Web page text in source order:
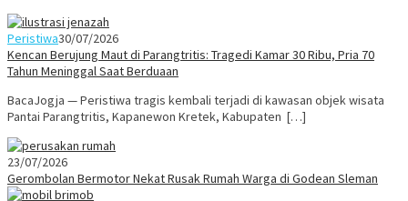
Peristiwa30/07/2026
Kencan Berujung Maut di Parangtritis: Tragedi Kamar 30 Ribu, Pria 70
Tahun Meninggal Saat Berduaan
BacaJogja — Peristiwa tragis kembali terjadi di kawasan objek wisata
Pantai Parangtritis, Kapanewon Kretek, Kabupaten […]
23/07/2026
Gerombolan Bermotor Nekat Rusak Rumah Warga di Godean Sleman